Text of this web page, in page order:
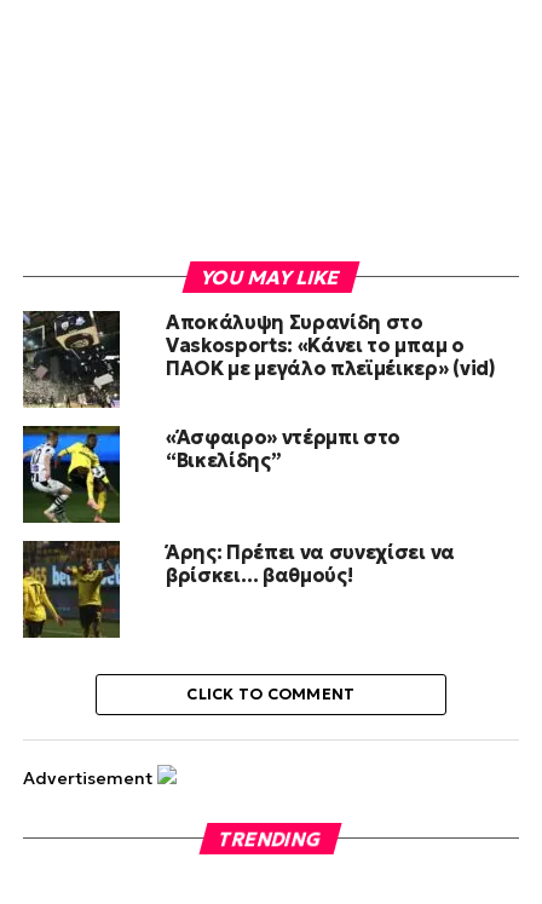
YOU MAY LIKE
Αποκάλυψη Συρανίδη στο
Vaskosports: «Κάνει το μπαμ ο
ΠΑΟΚ με μεγάλο πλεϊμέικερ» (vid)
«Άσφαιρο» ντέρμπι στο
“Βικελίδης”
Άρης: Πρέπει να συνεχίσει να
βρίσκει… βαθμούς!
CLICK TO COMMENT
Advertisement
TRENDING